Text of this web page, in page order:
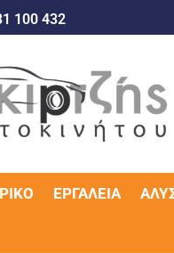
100 432
ΕΡΓΑΛΕΊΑ